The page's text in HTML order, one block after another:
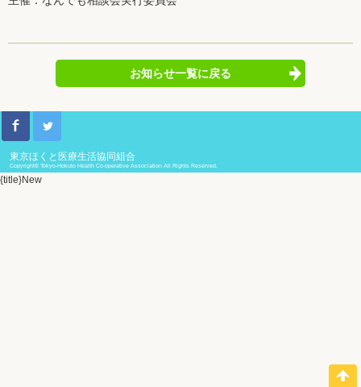
お知らせ一覧に戻る
東京ほくと医療生活協同組合
Copyright© Tokyo-Hokuto Health Co-operative Association All Rights Reserved.
{title}New